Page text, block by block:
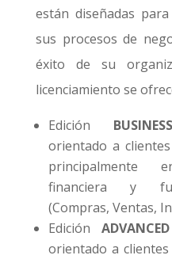
están diseñadas
sus procesos de
éxito de su
licenciamiento se
Edición
orientado a
principalmente
financiera y
(Compras, Ventas,
Edición
orientado a